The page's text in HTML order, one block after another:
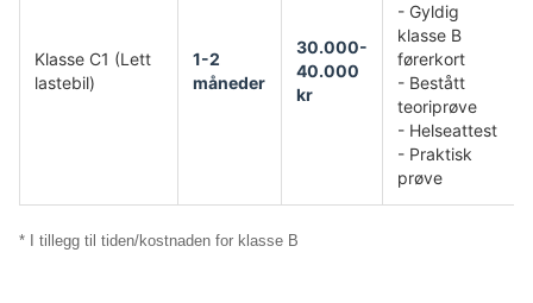
Klasse C1 (Lett
lastebil)
1-2
måneder
30.000-
40.000
kr
- Gyldig
klasse B
førerkort
- Bestått
teoriprøve
- Helseattest
- Praktisk
prøve
* I tillegg til tiden/kostnaden for klasse B